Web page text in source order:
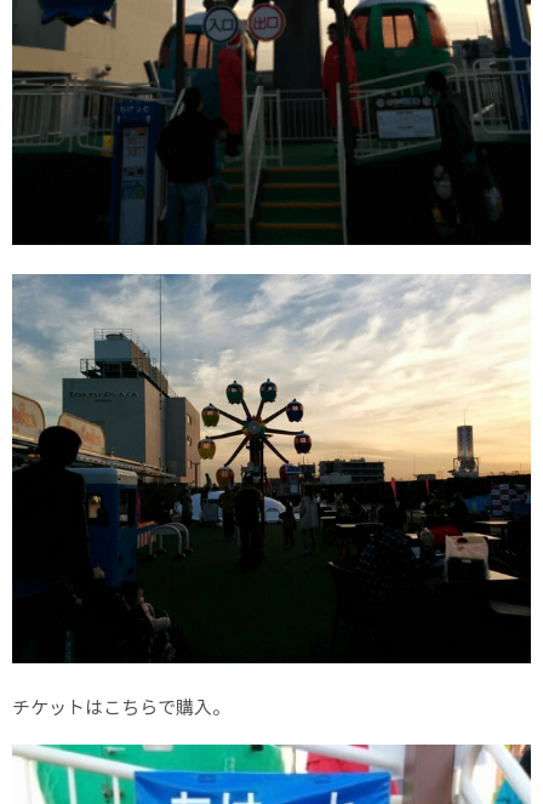
チケットはこちらで購入。